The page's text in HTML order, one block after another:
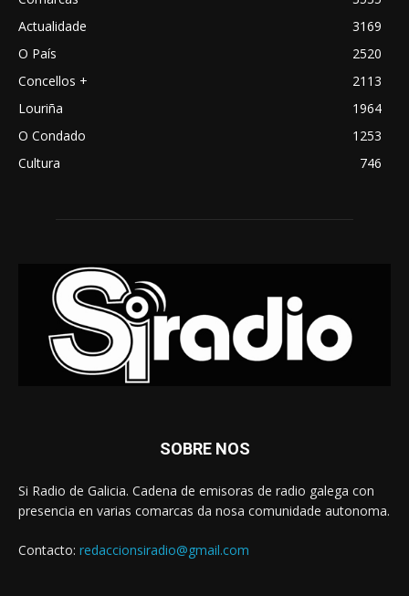
Actualidade
3169
O País
2520
Concellos +
2113
Louriña
1964
O Condado
1253
Cultura
746
SOBRE NOS
Si Radio de Galicia. Cadena de emisoras de radio galega con
presencia en varias comarcas da nosa comunidade autonoma.
Contacto: redaccionsiradio@gmail.com